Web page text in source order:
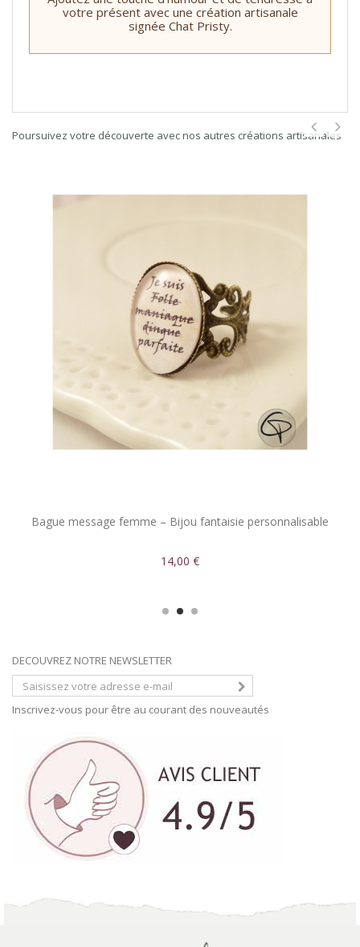
votre présent avec une création artisanale
signée Chat Pristy.
Poursuivez votre découverte avec nos autres créations artisanales
Bague message femme – Bijou fantaisie personnalisable
14,00 €
DECOUVREZ NOTRE NEWSLETTER
Inscrivez-vous pour être au courant des nouveautés